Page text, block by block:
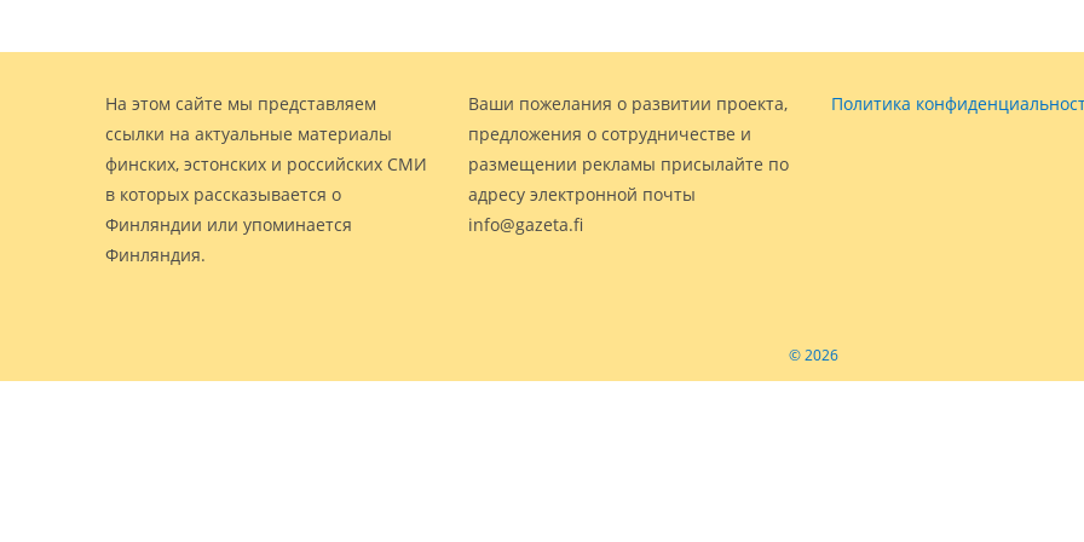
На этом сайте мы представляем
ссылки на актуальные материалы
финских, эстонских и российских СМИ
в которых рассказывается о
Финляндии или упоминается
Финляндия.
Ваши пожелания о развитии проекта,
предложения о сотрудничестве и
размещении рекламы присылайте по
адресу электронной почты
info@gazeta.fi
Политика
© 2026